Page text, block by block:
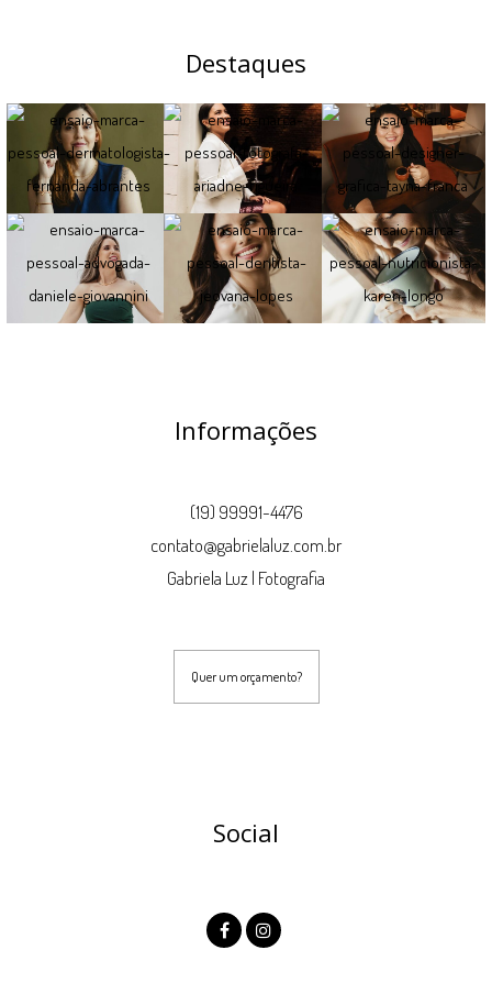
Destaques
Informações
(19) 99991-4476
contato@gabrielaluz.com.br
Gabriela Luz | Fotografia
Quer um orçamento?
Social